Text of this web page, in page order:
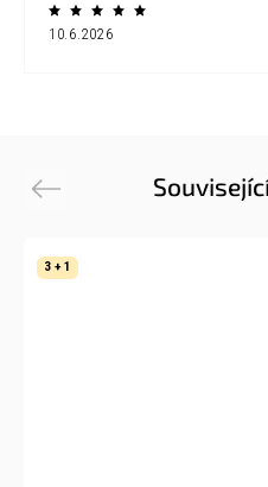
10.6.2026
Previous
3 + 1